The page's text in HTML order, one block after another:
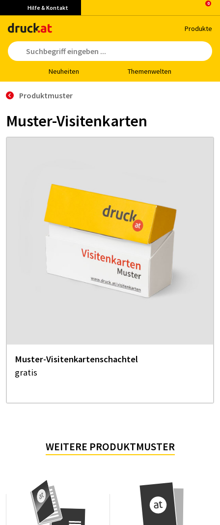
Hilfe & Kontakt
Pro­duk­te
Neu­hei­ten The­men­wel­ten
Produktmuster
Muster-Visitenkarten
Muster-Visitenkartenschachtel
gratis
WEITERE PRODUKTMUSTER